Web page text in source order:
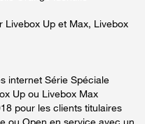
Livebox Up et Max, Livebox
internet Série Spéciale
Up ou Livebox Max
pour les clients titulaires
ou Open en service avec un